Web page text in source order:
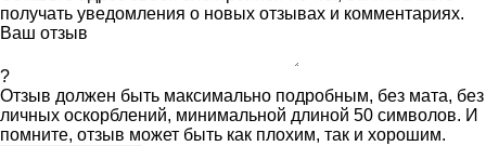
получать уведомления о новых отзывах и комментариях.
Ваш отзыв
?
Отзыв должен быть максимально подробным, без мата, без
личных оскорблений, минимальной длиной 50 символов. И
помните, отзыв может быть как плохим, так и хорошим.